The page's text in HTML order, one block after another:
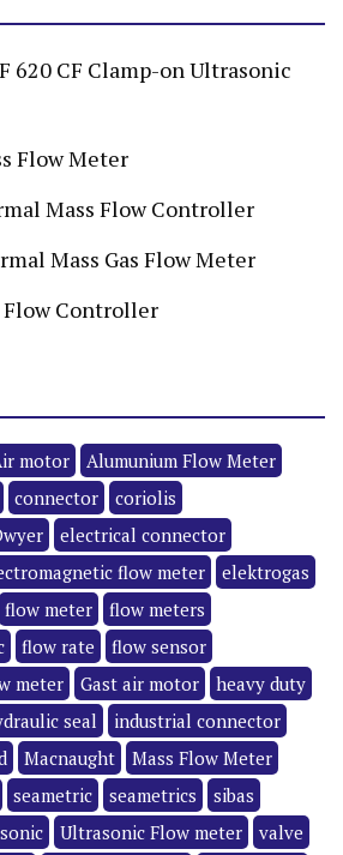
620 CF Clamp-on Ultrasonic
Flow Meter
Mass Flow Controller
Mass Gas Flow Meter
Flow Controller
motor
Alumunium Flow Meter
connector
coriolis
electrical connector
flow meter
elektrogas
flow meter
flow meters
flow rate
flow sensor
meter Gast air motor
heavy duty
seal
industrial connector
Macnaught
Mass Flow Meter
seametric seametrics
sibas
Ultrasonic Flow meter
valve